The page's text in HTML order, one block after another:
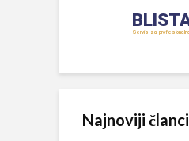
Najnoviji članci